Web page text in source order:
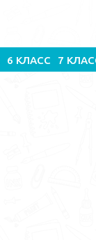
6 КЛАСС 7